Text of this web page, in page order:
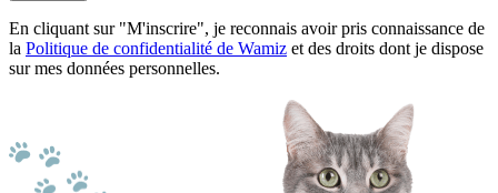
En cliquant sur "M'inscrire", je reconnais avoir pris connaissance de
la Politique de confidentialité de Wamiz et des droits dont je dispose
sur mes données personnelles.